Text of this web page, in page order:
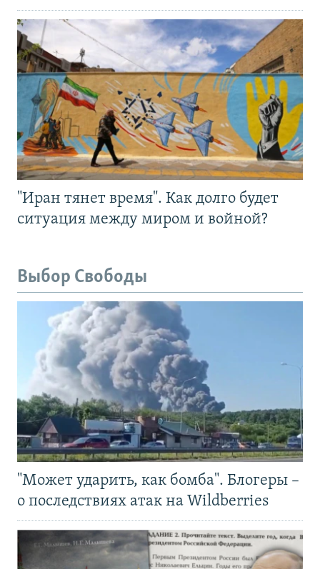
"Иран тянет время". Как долго будет
ситуация между миром и войной?
Выбор Свободы
"Может ударить, как бомба". Блогеры –
о последствиях атак на Wildberries